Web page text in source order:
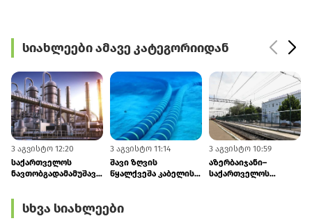
სიახლეები ამავე კატეგორიიდან
3 აგვისტო 12:20
საქართველოს
ნავთობგადამამუშავებელი
გადადის
3 აგვისტო 11:14
შავი ზღვის
წყალქვეშა კაბელის
ეტაპზე გადავიდა
3 აგვისტო 10:59
აზერბაიჯანი–
საქართველოს
სხვა სიახლეები